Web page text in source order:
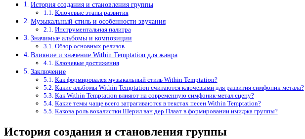
История создания и становления группы
Ключевые этапы развития
Музыкальный стиль и особенности звучания
Инструментальная палитра
Значимые альбомы и композиции
Обзор основных релизов
Влияние и значение Within Temptation для жанра
Ключевые достижения
Заключение
Как формировался музыкальный стиль Within Temptation?
Какие альбомы Within Temptation считаются ключевыми для развития симфоник-метала?
Как Within Temptation влияют на современную симфоник-метал сцену?
Какие темы чаще всего затрагиваются в текстах песен Within Temptation?
Какова роль вокалистки Шерил ван дер Плаат в формировании имиджа группы?
История создания и становления группы